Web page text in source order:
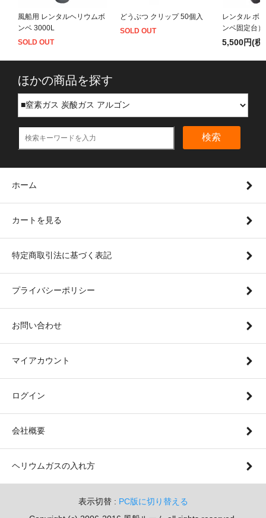
風船用 レンタルヘリウムボ
ンベ 3000L
SOLD OUT
どうぶつ クリップ 50個入
SOLD OUT
レンタル ボ
ンベ固定台）
5,500円(税
ほかの商品を探す
検索
ホーム
カートを見る
特定商取引法に基づく表記
プライバシーポリシー
お問い合わせ
マイアカウント
ログイン
会社概要
ヘリウムガスの入れ方
表示切替 : PC版に切り替える